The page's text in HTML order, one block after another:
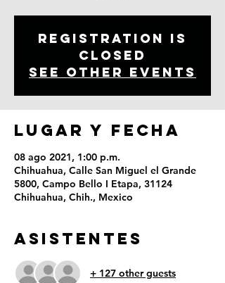
Registration is
Closed
See other events
LUGAR Y FECHA
08 ago 2021, 1:00 p.m.
Chihuahua, Calle San Miguel el Grande
5800, Campo Bello I Etapa, 31124
Chihuahua, Chih., Mexico
ASISTENTES
+ 127 other guests